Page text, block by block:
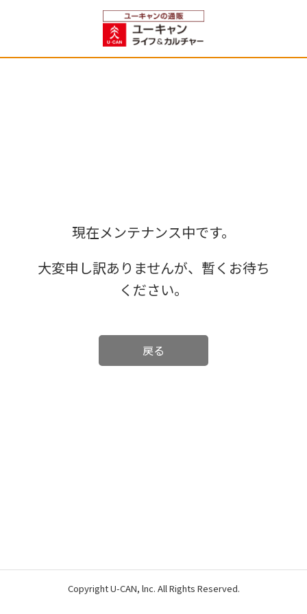
現在メンテナンス中です。
大変申し訳ありませんが、暫くお待ち
ください。
戻る
Copyright U-CAN, lnc. All Rights Reserved.